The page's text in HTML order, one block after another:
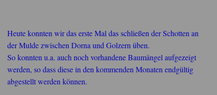
Heute konnten wir das erste Mal das schließen der Schotten an
der Mulde zwischen Dorna und Golzern üben.
So konnten u.a. auch noch vorhandene Baumängel aufgezeigt
werden, so dass diese in den kommenden Monaten endgültig
abgestellt werden können.